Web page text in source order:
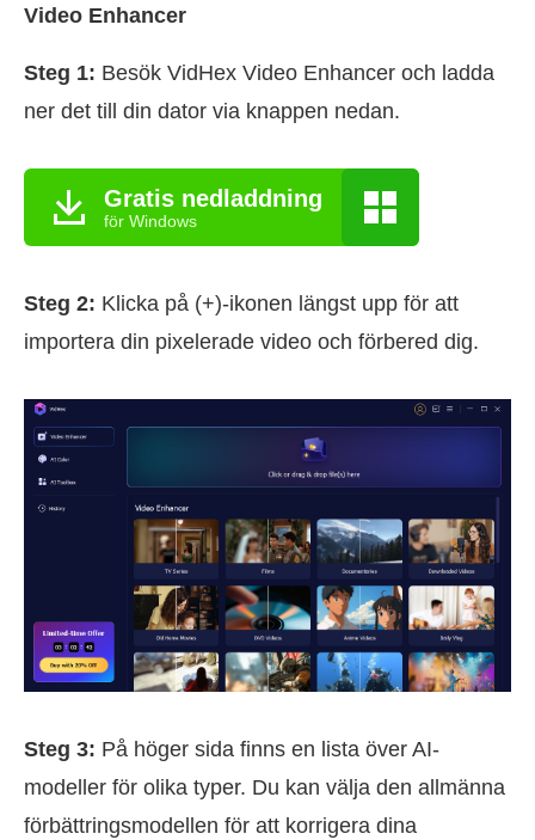
Video Enhancer
Steg 1: Besök VidHex Video Enhancer och ladda
ner det till din dator via knappen nedan.
Gratis nedladdning
för Windows
Steg 2: Klicka på (+)-ikonen längst upp för att
importera din pixelerade video och förbered dig.
Steg 3: På höger sida finns en lista över AI-
modeller för olika typer. Du kan välja den allmänna
förbättringsmodellen för att korrigera dina